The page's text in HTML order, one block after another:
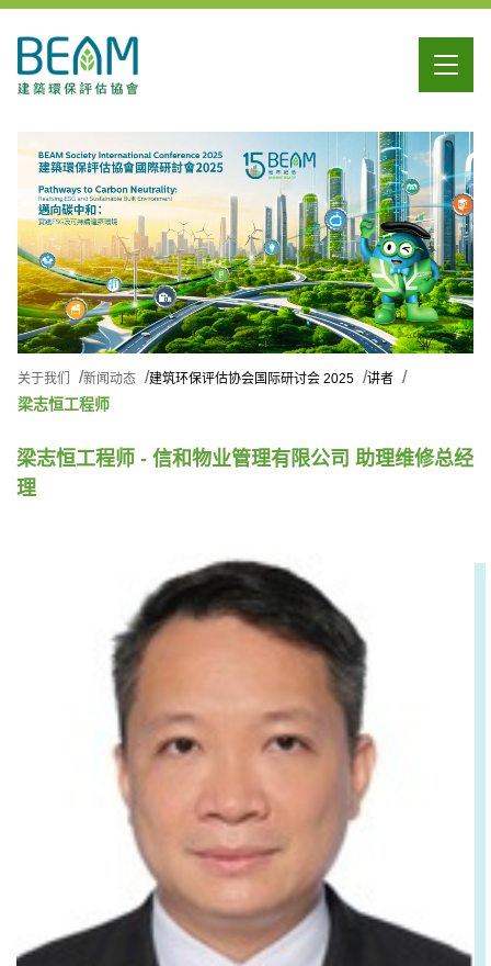
关于我们 新闻动态 建筑环保评估协会国际研讨会 2025 讲者
梁志恒工程师
梁志恒工程师 - 信和物业管理有限公司 助理维修总经
理